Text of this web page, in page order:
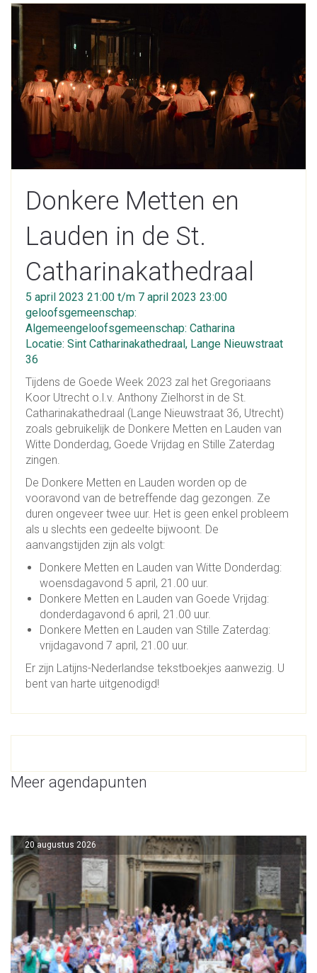
Donkere Metten en
Lauden in de St.
Catharinakathedraal
5 april 2023 21:00 t/m 7 april 2023 23:00
geloofsgemeenschap:
Algemeengeloofsgemeenschap: Catharina
Locatie: Sint Catharinakathedraal, Lange Nieuwstraat
36
Tijdens de Goede Week 2023 zal het Gregoriaans
Koor Utrecht o.l.v. Anthony Zielhorst in de St.
Catharinakathedraal (Lange Nieuwstraat 36, Utrecht)
zoals gebruikelijk de Donkere Metten en Lauden van
Witte Donderdag, Goede Vrijdag en Stille Zaterdag
zingen.
De Donkere Metten en Lauden worden op de
vooravond van de betreffende dag gezongen. Ze
duren ongeveer twee uur. Het is geen enkel probleem
als u slechts een gedeelte bijwoont. De
aanvangstijden zijn als volgt:
Donkere Metten en Lauden van Witte Donderdag:
woensdagavond 5 april, 21.00 uur.
Donkere Metten en Lauden van Goede Vrijdag:
donderdagavond 6 april, 21.00 uur.
Donkere Metten en Lauden van Stille Zaterdag:
vrijdagavond 7 april, 21.00 uur.
Er zijn Latijns-Nederlandse tekstboekjes aanwezig. U
bent van harte uitgenodigd!
Meer agendapunten
20 augustus 2026